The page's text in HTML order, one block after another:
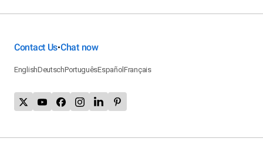
Contact Us•Chat now
EnglishDeutschPortuguêsEspañolFrançais